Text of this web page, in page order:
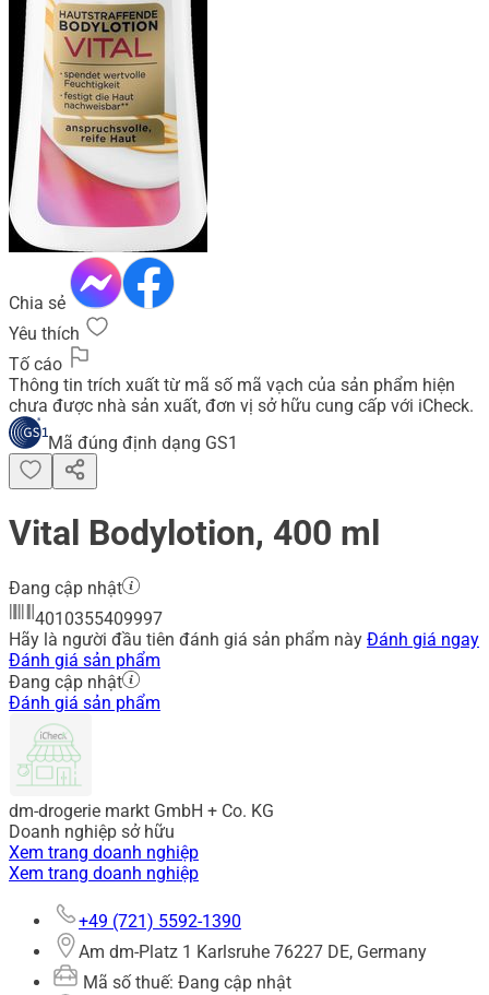
Chia sẻ
Yêu thích
Tố cáo
Thông tin trích xuất từ mã số mã vạch của sản phẩm hiện
chưa được nhà sản xuất, đơn vị sở hữu cung cấp với iCheck.
Mã đúng định dạng GS1
Vital Bodylotion, 400 ml
Đang cập nhật
4010355409997
Hãy là người đầu tiên đánh giá sản phẩm này Đánh giá ngay
Đánh giá sản phẩm
Đang cập nhật
Đánh giá sản phẩm
dm-drogerie markt GmbH + Co. KG
Doanh nghiệp sở hữu
Xem trang doanh nghiệp
Xem trang doanh nghiệp
+49 (721) 5592-1390
Am dm-Platz 1 Karlsruhe 76227 DE, Germany
Mã số thuế: Đang cập nhật